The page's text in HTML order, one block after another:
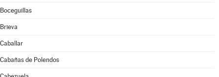
Boceguillas
Brieva
Caballar
Cabañas de Polendos